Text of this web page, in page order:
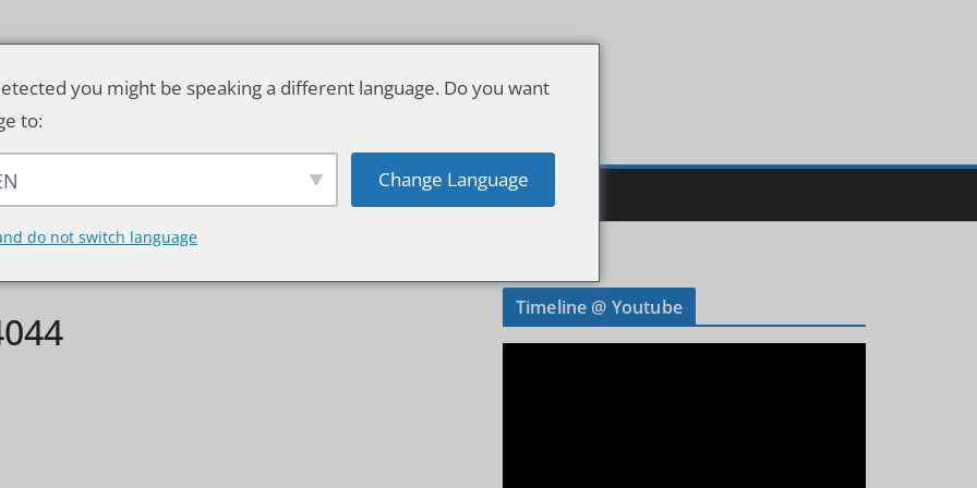
& WELT
Timeline @ Youtube
you might be speaking a different language. Do you want
to:
Change Language
do not switch language